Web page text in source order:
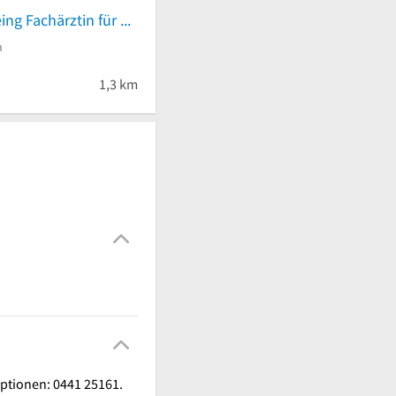
Annerose Goeing Fachärztin für Orthopädie
5 Sternen 1,3 km
0441 25161.